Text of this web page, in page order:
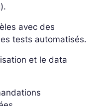
avec des
tests automatisés.
et le data